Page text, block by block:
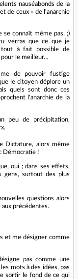
nauséabonds de la
de ceux « de l'anarchie
connaît même pas. ;)
verras que ce que je
à fait possible de
le meilleur…
de pouvoir fustige
le citoyen déplore un
quels sont donc ces
l'anarchie de la
peu de précipitation,
Dictature, alors même
Démocratie !
oui ; dans ses effets,
surtout des plus
questions alors
précédentes.
et me désigner comme
pas comme une
mots à des idées, pas
sortir le fond de ce qui